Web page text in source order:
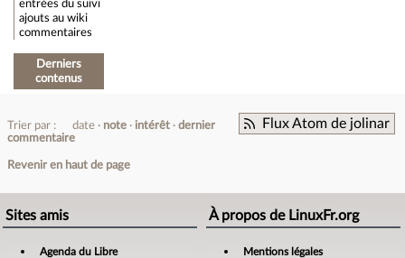
entrées du suivi
ajouts au wiki
commentaires
Derniers
contenus
Flux Atom de jolinar
Trier par : date note intérêt
dernier
commentaire
Revenir en haut de page
Sites amis
Agenda du Libre
À propos de LinuxFr.org
Mentions légales